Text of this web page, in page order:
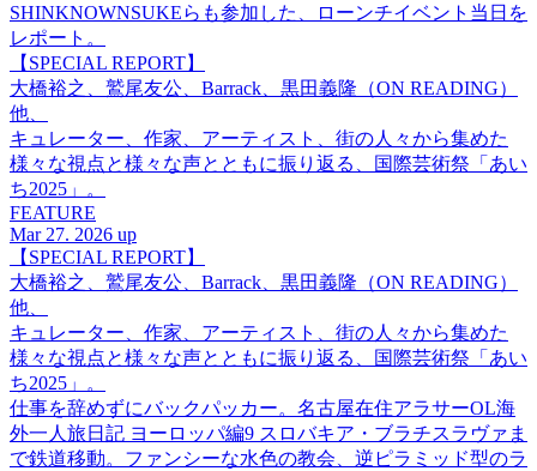
SHINKNOWNSUKEらも参加した、ローンチイベント当日を
レポート。
【SPECIAL REPORT】
大橋裕之、鷲尾友公、Barrack、黒田義隆（ON READING）
他、
キュレーター、作家、アーティスト、街の人々から集めた
様々な視点と様々な声とともに振り返る、国際芸術祭「あい
ち2025」。
FEATURE
Mar 27. 2026 up
【SPECIAL REPORT】
大橋裕之、鷲尾友公、Barrack、黒田義隆（ON READING）
他、
キュレーター、作家、アーティスト、街の人々から集めた
様々な視点と様々な声とともに振り返る、国際芸術祭「あい
ち2025」。
仕事を辞めずにバックパッカー。名古屋在住アラサーOL海
外一人旅日記 ヨーロッパ編9 スロバキア・ブラチスラヴァま
で鉄道移動。ファンシーな水色の教会、逆ピラミッド型のラ